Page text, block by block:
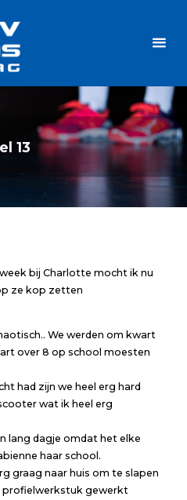
13
bij Charlotte mocht ik nu
ze kop zetten
We werden om kwart
over 8 op school moesten
had zijn we heel erg hard
wat ik heel erg
lang dagje omdat het elke
haar school.
graag naar huis om te slapen
profielwerkstuk gewerkt